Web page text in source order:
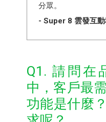
分眾。
- Super 8 雲發互
Q1. 請問在
中，客戶最
功能是什麼